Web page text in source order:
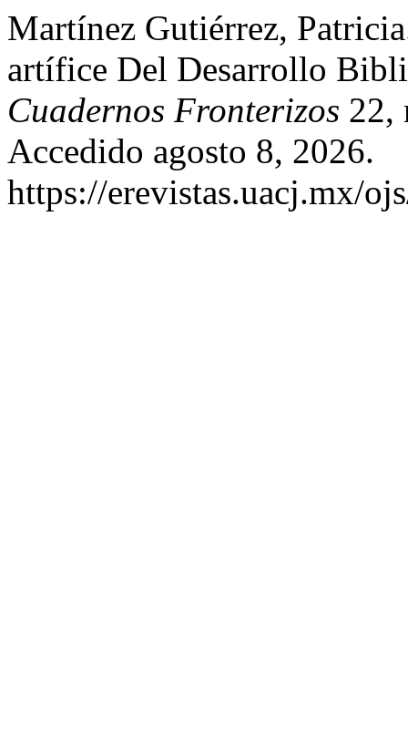
Martínez Gutiérrez,
artífice Del Desarrollo
Cuadernos Fronterizos 22,
Accedido agosto 8, 2026.
https://erevistas.uacj.mx/